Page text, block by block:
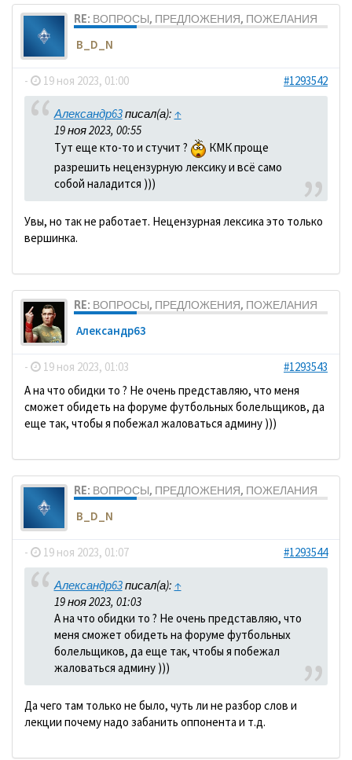
RE: ВОПРОСЫ, ПРЕДЛОЖЕНИЯ, ПОЖЕЛАНИЯ
B_D_N
- 19 ноя 2023, 01:00 #1293542
Александр63писал(а): ↑
19 ноя 2023, 00:55
Тут еще кто-то и стучит ?
КМК проще
разрешить нецензурную лексику и всё само
собой наладится )))
Увы, но так не работает. Нецензурная лексика это только
вершинка.
RE: ВОПРОСЫ, ПРЕДЛОЖЕНИЯ, ПОЖЕЛАНИЯ
Александр63
- 19 ноя 2023, 01:03
#1293543
А на что обидки то ? Не очень представляю, что меня
сможет обидеть на форуме футбольных болельщиков, да
еще так, чтобы я побежал жаловаться админу )))
RE: ВОПРОСЫ, ПРЕДЛОЖЕНИЯ, ПОЖЕЛАНИЯ
B_D_N
- 19 ноя 2023, 01:07 #1293544
Александр63писал(а): ↑
19 ноя 2023, 01:03
А на что обидки то ? Не очень представляю, что
меня сможет обидеть на форуме футбольных
болельщиков, да еще так, чтобы я побежал
жаловаться админу )))
Да чего там только не было, чуть ли не разбор слов и
лекции почему надо забанить оппонента и т.д.